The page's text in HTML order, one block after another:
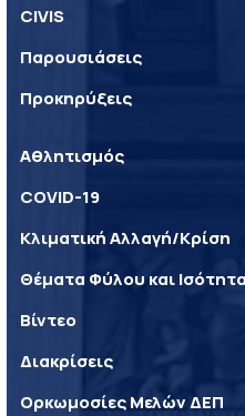
CIVIS
Παρουσιάσεις
Προκηρύξεις
Αθλητισμός
COVID-19
Κλιματική Αλλαγή/Κρίση
Θέματα Φύλου και
Βίντεο
Διακρίσεις
Ορκωμοσίες Μελών ΔΕΠ